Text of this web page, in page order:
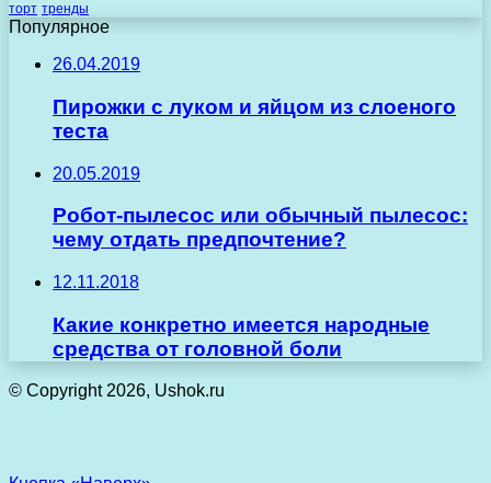
торт тренды
Популярное
26.04.2019
Пирожки с луком и яйцом из слоеного
теста
20.05.2019
Робот-пылесос или обычный пылесос:
чему отдать предпочтение?
12.11.2018
Какие конкретно имеется народные
средства от головной боли
© Copyright 2026, Ushok.ru